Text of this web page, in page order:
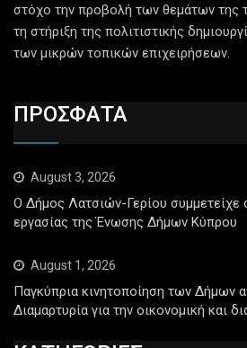
στόχο την προβολή των θεμάτων της
τη στήριξη της πολιτιστικής
των μικρών τοπικών επιχειρήσεων.
ΠΡΟΣΦΑΤΑ
August 3, 2026
Ο Δήμος Λατσιών-Γερίου συμμετείχε
εργασίας της Ένωσης Δήμων Κύπρου
August 1, 2026
Παγκύπρια κινητοποίηση των Δήμων
Διαμαρτυρία για την οικονομική και